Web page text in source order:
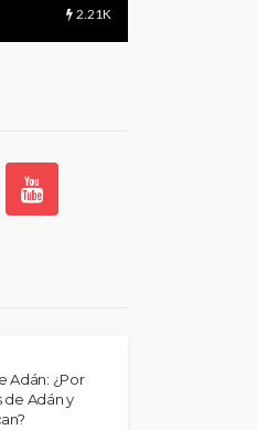
1.24K
Adán: ¿Por
de Adán y